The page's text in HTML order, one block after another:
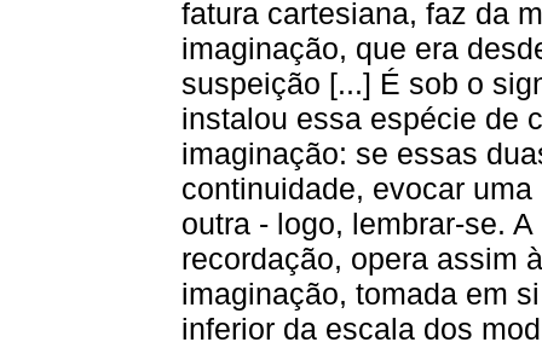
fatura cartesiana, faz da
imaginação, que era
suspeição [...] É sob o
instalou essa espécie de
imaginação: se essas
continuidade, evocar
outra - logo, lembrar-se.
recordação, opera assim
imaginação, tomada em
inferior da escala dos